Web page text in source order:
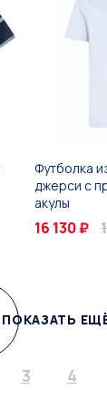
Футболка
джерси с
акулы
16 130 ₽
ПОКАЗАТЬ
3 4